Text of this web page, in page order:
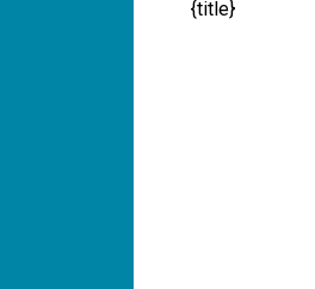
{title}